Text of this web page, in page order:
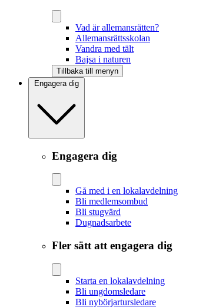
Vad är allemansrätten?
Allemansrättsskolan
Vandra med tält
Bajsa i naturen
Tillbaka till menyn
Engagera dig
Engagera dig
Gå med i en lokalavdelning
Bli medlemsombud
Bli stugvärd
Dugnadsarbete
Fler sätt att engagera dig
Starta en lokalavdelning
Bli ungdomsledare
Bli nybörjartursledare